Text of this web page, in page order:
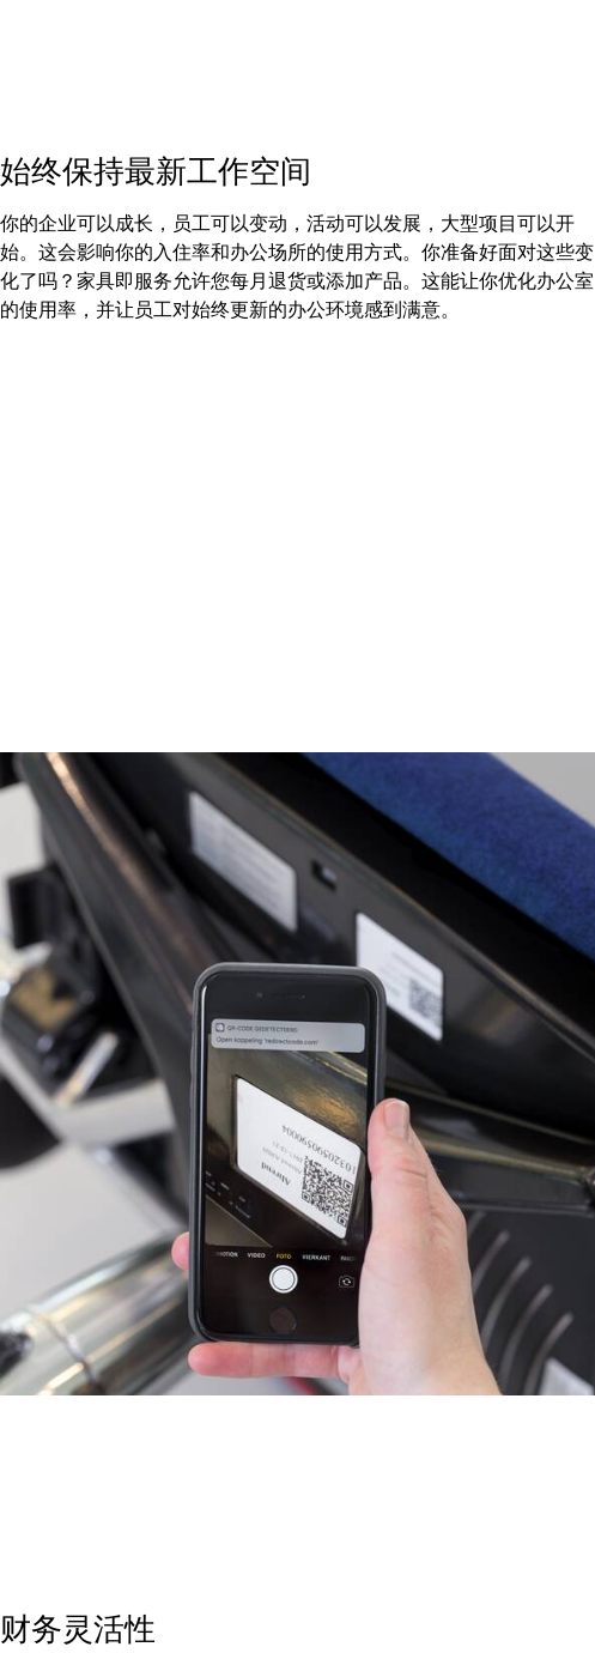
始终保持最新工作空间
你的企业可以成长，员工可以变动，活动可以发展，大型项目可以开
始。这会影响你的入住率和办公场所的使用方式。你准备好面对这些变
化了吗？家具即服务允许您每月退货或添加产品。这能让你优化办公室
的使用率，并让员工对始终更新的办公环境感到满意。
财务灵活性